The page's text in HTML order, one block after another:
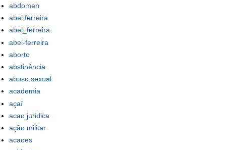
abdomen
abel ferreira
abel_ferreira
abel-ferreira
aborto
abstinência
abuso sexual
academia
açaí
acao juridica
ação militar
acaoes